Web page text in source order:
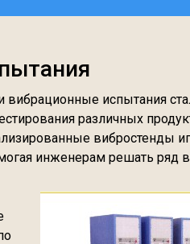
испытания
различных
вибростенды
инженерам решать ряд